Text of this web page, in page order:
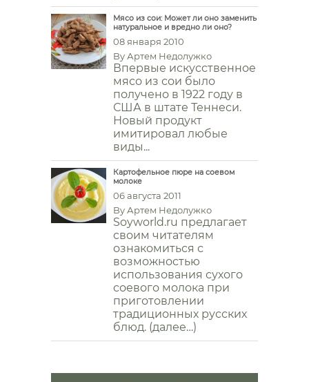
Мясо из сои: Может ли оно заменить
натуральное и вредно ли оно?
08 января 2010
By Артем Недолужко
Впервые искусственное
мясо из сои было
получено в 1922 году в
США в штате Теннеси.
Новый продукт
имитировал любые
виды...
Картофельное пюре на соевом
молоке
06 августа 2011
By Артем Недолужко
Soyworld.ru предлагает
своим читателям
ознакомиться с
возможностью
использования сухого
соевого молока при
приготовлении
традиционных русских
блюд. (далее…)